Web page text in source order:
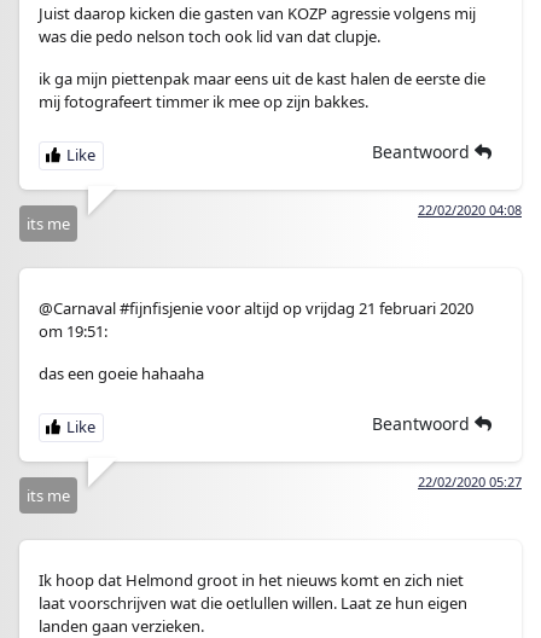
Juist daarop kicken die gasten van KOZP agressie volgens mij
was die pedo nelson toch ook lid van dat clupje.
ik ga mijn piettenpak maar eens uit de kast halen de eerste die
mij fotografeert timmer ik mee op zijn bakkes.
Beantwoord
22/02/2020 04:08
its me
@Carnaval #fijnfisjenie voor altijd op vrijdag 21 februari 2020
om 19:51:
das een goeie hahaaha
Beantwoord
22/02/2020 05:27
its me
Ik hoop dat Helmond groot in het nieuws komt en zich niet
laat voorschrijven wat die oetlullen willen. Laat ze hun eigen
landen gaan verzieken.